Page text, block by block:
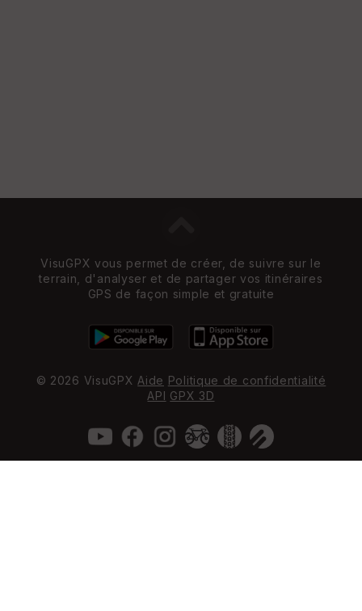
VisuGPX vous permet de créer, de suivre sur le
terrain, d'analyser et de partager vos itinéraires
GPS de façon simple et gratuite
© 2026 VisuGPX Aide Politique de confidentialité
API GPX 3D